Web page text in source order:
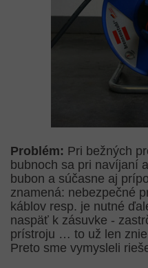
Problém: Pri bežných
bubnoch sa pri navíjaní
bubon a súčasne aj
znamená: nebezpečné
káblov resp. je nutné
naspäť k zásuvke -
prístroju … to už len
Preto sme vymysleli